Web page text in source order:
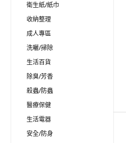
衛生紙/紙巾
收納整理
成人專區
洗曬/掃除
生活百貨
除臭/芳香
殺蟲/防蟲
醫療保健
生活電器
安全/防身